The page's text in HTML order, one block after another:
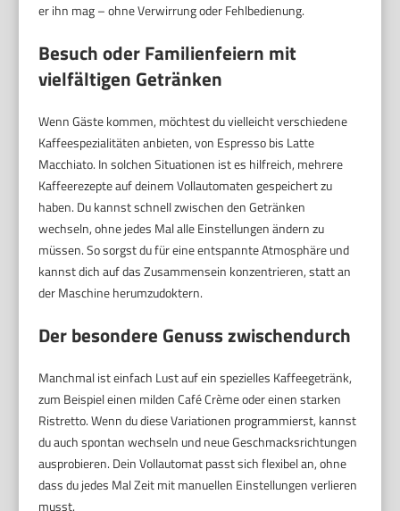
er ihn mag – ohne Verwirrung oder Fehlbedienung.
Besuch oder Familienfeiern mit
vielfältigen Getränken
Wenn Gäste kommen, möchtest du vielleicht verschiedene
Kaffeespezialitäten anbieten, von Espresso bis Latte
Macchiato. In solchen Situationen ist es hilfreich, mehrere
Kaffeerezepte auf deinem Vollautomaten gespeichert zu
haben. Du kannst schnell zwischen den Getränken
wechseln, ohne jedes Mal alle Einstellungen ändern zu
müssen. So sorgst du für eine entspannte Atmosphäre und
kannst dich auf das Zusammensein konzentrieren, statt an
der Maschine herumzudoktern.
Der besondere Genuss zwischendurch
Manchmal ist einfach Lust auf ein spezielles Kaffeegetränk,
zum Beispiel einen milden Café Crème oder einen starken
Ristretto. Wenn du diese Variationen programmierst, kannst
du auch spontan wechseln und neue Geschmacksrichtungen
ausprobieren. Dein Vollautomat passt sich flexibel an, ohne
dass du jedes Mal Zeit mit manuellen Einstellungen verlieren
musst.